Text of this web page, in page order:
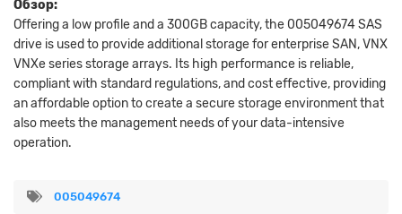
Обзор:
Offering a low profile and a 300GB capacity, the 005049674 SAS
drive is used to provide additional storage for enterprise SAN, VNX
VNXe series storage arrays. Its high performance is reliable,
compliant with standard regulations, and cost effective, providing
an affordable option to create a secure storage environment that
also meets the management needs of your data-intensive
operation.
005049674